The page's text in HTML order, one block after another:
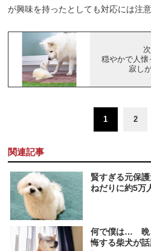
が興味を持ったとしても対応には注
穏やかで人
寂し
1 2
関連記事
賢すぎる元保
ねだりに約5万
何で僕は… 晩
悔する柴犬が